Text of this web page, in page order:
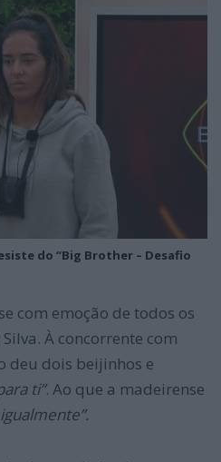
do “Big Brother – Desafio
com emoção de todos os
À concorrente com
deu dois beijinhos e
ti”. Ao que a madeirense